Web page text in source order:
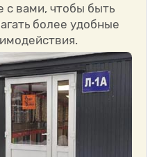
с вами, чтобы быть
более удобные